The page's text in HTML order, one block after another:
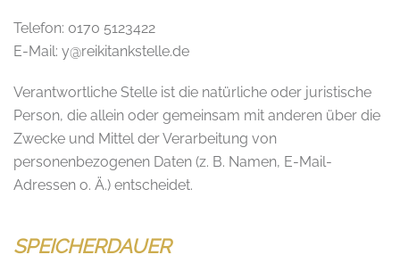
Telefon: 0170 5123422
E-Mail: y@reikitankstelle.de
Verantwortliche Stelle ist die natürliche oder juristische
Person, die allein oder gemeinsam mit anderen über die
Zwecke und Mittel der Verarbeitung von
personenbezogenen Daten (z. B. Namen, E-Mail-
Adressen o. Ä.) entscheidet.
SPEICHERDAUER